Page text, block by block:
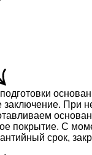
заключение. При
покрытие. С
срок,